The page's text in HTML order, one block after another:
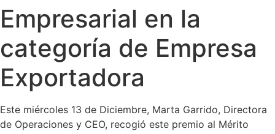
Empresarial en la
categoría de Empresa
Exportadora
Este miércoles 13 de Diciembre, Marta Garrido, Directora
de Operaciones y CEO, recogió este premio al Mérito